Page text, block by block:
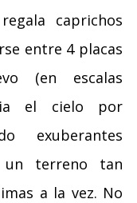
caprichos
entre 4 placas
(en escalas
el cielo por
exuberantes
un terreno tan
a la vez. No